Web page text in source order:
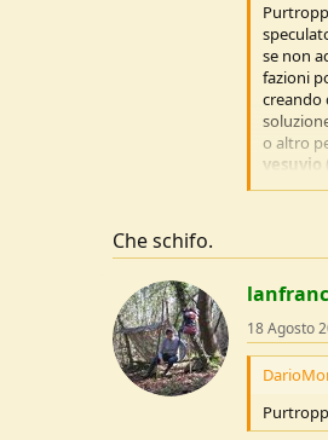
se non
fazioni
creando
o altro
vesuvio
Non mi
Che schifo.
18 Agosto